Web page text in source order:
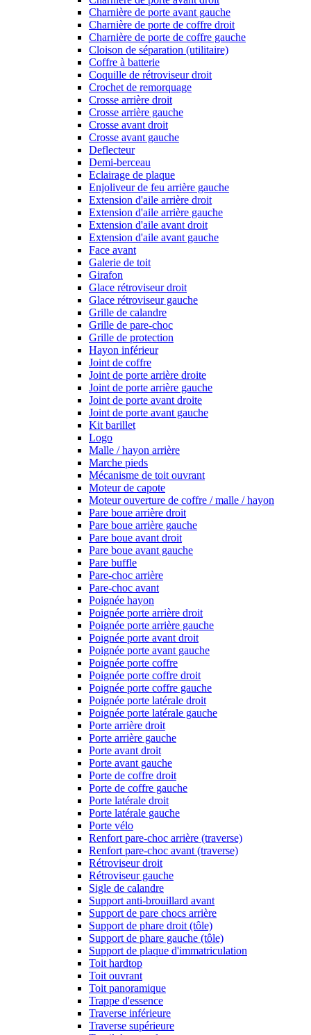
Charnière de porte avant gauche
Charnière de porte de coffre droit
Charnière de porte de coffre gauche
Cloison de séparation (utilitaire)
Coffre à batterie
Coquille de rétroviseur droit
Crochet de remorquage
Crosse arrière droit
Crosse arrière gauche
Crosse avant droit
Crosse avant gauche
Deflecteur
Demi-berceau
Eclairage de plaque
Enjoliveur de feu arrière gauche
Extension d'aile arrière droit
Extension d'aile arrière gauche
Extension d'aile avant droit
Extension d'aile avant gauche
Face avant
Galerie de toit
Girafon
Glace rétroviseur droit
Glace rétroviseur gauche
Grille de calandre
Grille de pare-choc
Grille de protection
Hayon inférieur
Joint de coffre
Joint de porte arrière droite
Joint de porte arrière gauche
Joint de porte avant droite
Joint de porte avant gauche
Kit barillet
Logo
Malle / hayon arrière
Marche pieds
Mécanisme de toit ouvrant
Moteur de capote
Moteur ouverture de coffre / malle / hayon
Pare boue arrière droit
Pare boue arrière gauche
Pare boue avant droit
Pare boue avant gauche
Pare buffle
Pare-choc arrière
Pare-choc avant
Poignée hayon
Poignée porte arrière droit
Poignée porte arrière gauche
Poignée porte avant droit
Poignée porte avant gauche
Poignée porte coffre
Poignée porte coffre droit
Poignée porte coffre gauche
Poignée porte latérale droit
Poignée porte latérale gauche
Porte arrière droit
Porte arrière gauche
Porte avant droit
Porte avant gauche
Porte de coffre droit
Porte de coffre gauche
Porte latérale droit
Porte latérale gauche
Porte vélo
Renfort pare-choc arrière (traverse)
Renfort pare-choc avant (traverse)
Rétroviseur droit
Rétroviseur gauche
Sigle de calandre
Support anti-brouillard avant
Support de pare chocs arrière
Support de phare droit (tôle)
Support de phare gauche (tôle)
Support de plaque d'immatriculation
Toit hardtop
Toit ouvrant
Toit panoramique
Trappe d'essence
Traverse inférieure
Traverse supérieure